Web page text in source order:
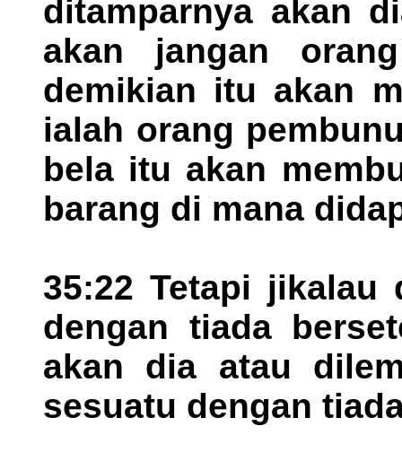
ditamparnya akan
akan jangan
demikian itu akan
ialah orang
bela itu akan
barang di mana
35:22 Tetapi jikalau
dengan tiada
akan dia atau
sesuatu dengan